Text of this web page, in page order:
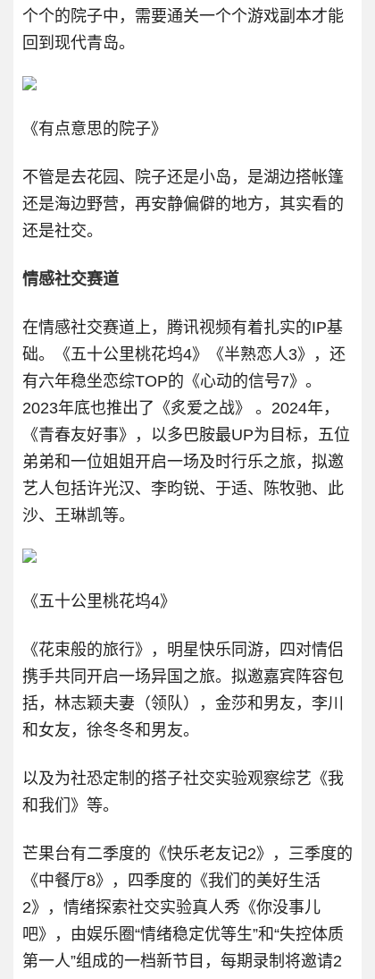
个个的院子中，需要通关一个个游戏副本才能
回到现代青岛。
《有点意思的院子》
不管是去花园、院子还是小岛，是湖边搭帐篷
还是海边野营，再安静偏僻的地方，其实看的
还是社交。
情感社交赛道
在情感社交赛道上，腾讯视频有着扎实的IP基
础。《五十公里桃花坞4》《半熟恋人3》，还
有六年稳坐恋综TOP的《心动的信号7》。
2023年底也推出了《炙爱之战》 。2024年，
《青春友好事》，以多巴胺最UP为目标，五位
弟弟和一位姐姐开启一场及时行乐之旅，拟邀
艺人包括许光汉、李昀锐、于适、陈牧驰、此
沙、王琳凯等。
《五十公里桃花坞4》
《花束般的旅行》，明星快乐同游，四对情侣
携手共同开启一场异国之旅。拟邀嘉宾阵容包
括，林志颖夫妻（领队），金莎和男友，李川
和女友，徐冬冬和男友。
以及为社恐定制的搭子社交实验观察综艺《我
和我们》等。
芒果台有二季度的《快乐老友记2》，三季度的
《中餐厅8》，四季度的《我们的美好生活
2》，情绪探索社交实验真人秀《你没事儿
吧》，由娱乐圈“情绪稳定优等生”和“失控体质
第一人”组成的一档新节目，每期录制将邀请2